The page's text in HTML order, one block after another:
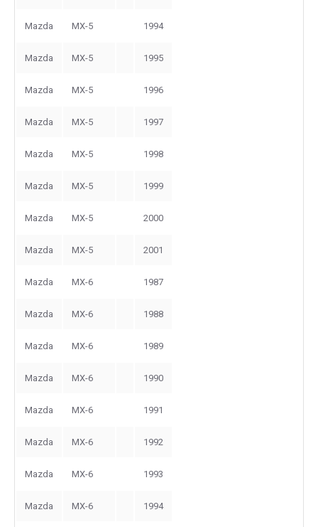
Mazda MX-5 1994
Mazda MX-5 1995
Mazda MX-5 1996
Mazda MX-5 1997
Mazda MX-5 1998
Mazda MX-5 1999
Mazda MX-5 2000
Mazda MX-5 2001
Mazda MX-6 1987
Mazda MX-6 1988
Mazda MX-6 1989
Mazda MX-6 1990
Mazda MX-6 1991
Mazda MX-6 1992
Mazda MX-6 1993
Mazda MX-6 1994